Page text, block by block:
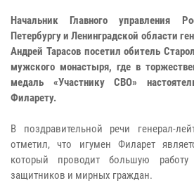
Начальник Главного управления
Петербургу и Ленинградской области
Андрей Тарасов посетил обитель
мужского монастыря, где в
медаль «Участнику СВО»
Филарету.
В поздравительной речи генерал-
отметил, что игумен Филарет
который проводит большую
защитников и мирных граждан.